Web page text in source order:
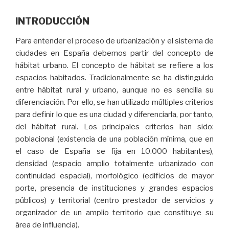
INTRODUCCIÓN
Para entender el proceso de urbanización y el sistema de
ciudades en España debemos partir del concepto de
hábitat urbano. El concepto de hábitat se refiere a los
espacios habitados. Tradicionalmente se ha distinguido
entre hábitat rural y urbano, aunque no es sencilla su
diferenciación. Por ello, se han utilizado múltiples criterios
para definir lo que es una ciudad y diferenciarla, por tanto,
del hábitat rural. Los principales criterios han sido:
poblacional (existencia de una población mínima, que en
el caso de España se fija en 10.000 habitantes),
densidad (espacio amplio totalmente urbanizado con
continuidad espacial), morfológico (edificios de mayor
porte, presencia de instituciones y grandes espacios
públicos) y territorial (centro prestador de servicios y
organizador de un amplio territorio que constituye su
área de influencia).